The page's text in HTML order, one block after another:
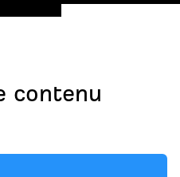
contenu